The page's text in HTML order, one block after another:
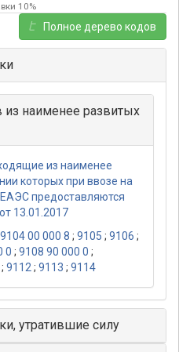
10%
Полное дерево кодов
из наименее развитых
из наименее
которых при ввозе на
предоставляются
13.01.2017
9104 00 000 8 ; 9105 ; 9106 ;
0 ; 9108 90 000 0 ;
; 9112 ; 9113 ; 9114
утратившие силу